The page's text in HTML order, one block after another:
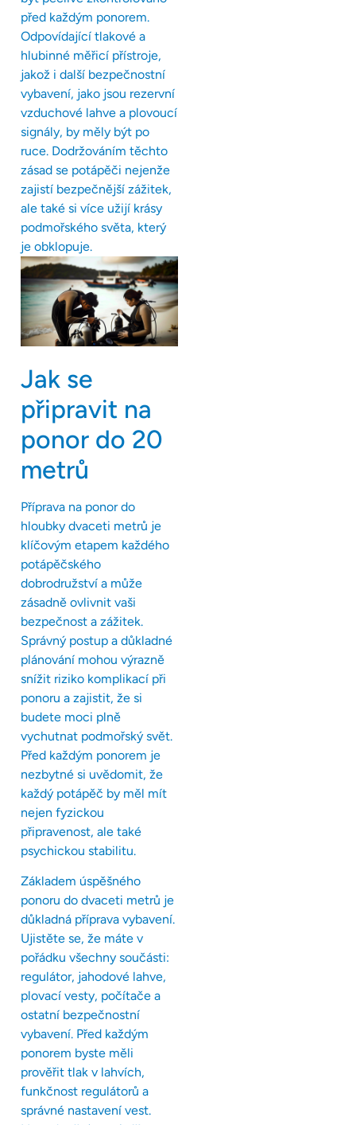
před každým ponorem.
Odpovídající tlakové a
hlubinné měřicí přístroje,
jakož i další bezpečnostní
vybavení, jako jsou rezervní
vzduchové lahve a plovoucí
signály, by měly být po
ruce. Dodržováním těchto
zásad se potápěči nejenže
zajistí bezpečnější zážitek,
ale také si více užijí krásy
podmořského světa, který
je obklopuje.
Jak se
připravit na
ponor do 20
metrů
Příprava na ponor do
hloubky dvaceti metrů je
klíčovým etapem každého
potápěčského
dobrodružství a může
zásadně ovlivnit vaši
bezpečnost a zážitek.
Správný postup a důkladné
plánování mohou výrazně
snížit riziko komplikací při
ponoru a zajistit, že si
budete moci plně
vychutnat podmořský svět.
Před každým ponorem je
nezbytné si uvědomit, že
každý potápěč by měl mít
nejen fyzickou
připravenost, ale také
psychickou stabilitu.
Základem úspěšného
ponoru do dvaceti metrů je
důkladná příprava vybavení.
Ujistěte se, že máte v
pořádku všechny součásti:
regulátor, jahodové lahve,
plovací vesty, počítače a
ostatní bezpečnostní
vybavení. Před každým
ponorem byste měli
prověřit tlak v lahvích,
funkčnost regulátorů a
správné nastavení vest.